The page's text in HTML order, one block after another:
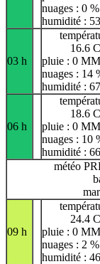
nuages : 0 %
humidité :
03 h
16.6 C
pluie : 0 MM
nuages : 14
humidité :
06 h
18.6 C
pluie : 0 MM
nuages : 10
humidité :
météo
09 h
24.4 C
pluie : 0 MM
nuages : 2 %
humidité :